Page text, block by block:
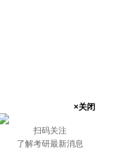
×关闭
扫码关注
了解考研最新消息